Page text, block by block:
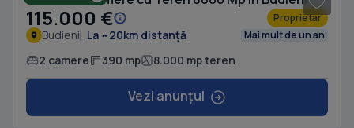
115.000 € Proprietar
Budieni La ~20km distanță Mai mult de un an
2 camere 390 mp 8.000 mp teren
Vezi anunțul